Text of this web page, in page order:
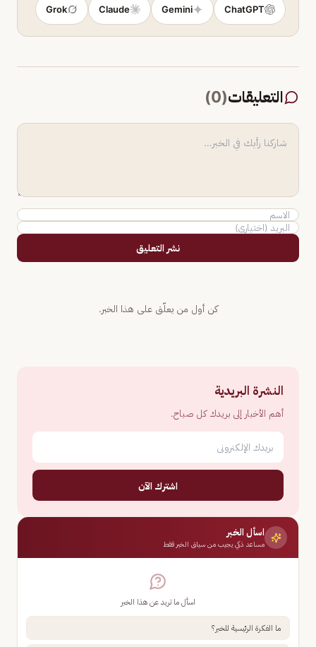
ChatGPT
Gemini
Claude
Grok
التعليقات(
0
)
نشر التعليق
كن أول من يعلّق على هذا الخبر.
النشرة البريدية
أهم الأخبار إلى بريدك كل صباح.
اشترك الآن
اسأل الخبر
مساعد ذكي يجيب من سياق الخبر فقط
اسأل ما تريد عن هذا الخبر
ما الفكرة الرئيسية للخبر؟